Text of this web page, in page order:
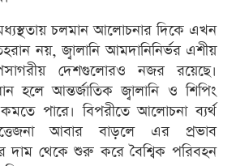
চলমান আলোচনার দিকে এখন
নয়, জ্বালানি আমদানিনির্ভর এশীয়
দেশগুলোরও নজর রয়েছে।
হলে আন্তর্জাতিক জ্বালানি ও শিপিং
পারে। বিপরীতে আলোচনা ব্যর্থ
আবার বাড়লে এর প্রভাব
দাম থেকে শুরু করে বৈশ্বিক পরিবহন